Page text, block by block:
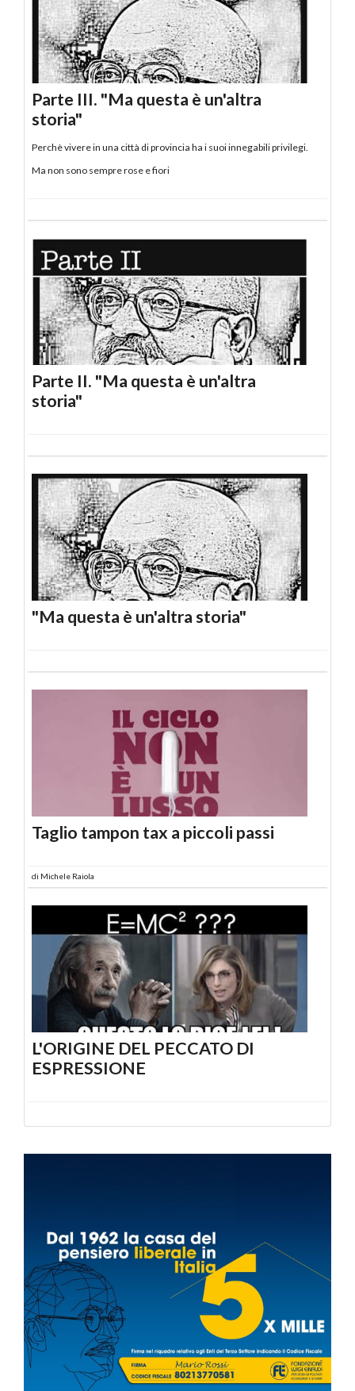
Parte III. "Ma questa è un'altra
storia"
Perchè vivere in una città di provincia ha i suoi innegabili privilegi.
Ma non sono sempre rose e fiori
Parte II. "Ma questa è un'altra
storia"
"Ma questa è un'altra storia"
Taglio tampon tax a piccoli passi
di Michele Raiola
L'ORIGINE DEL PECCATO DI
ESPRESSIONE